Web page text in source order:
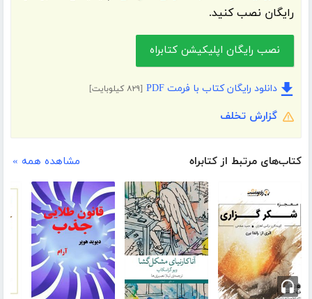
رایگان نصب کنید.
نصب رایگان اپلیکیشن کتابراه
دانلود رایگان کتاب با فرمت PDF [۸۲۹ کیلوبایت]
گزارش تخلف
کتاب‌های مرتبط از کتابراه مشاهده همه »